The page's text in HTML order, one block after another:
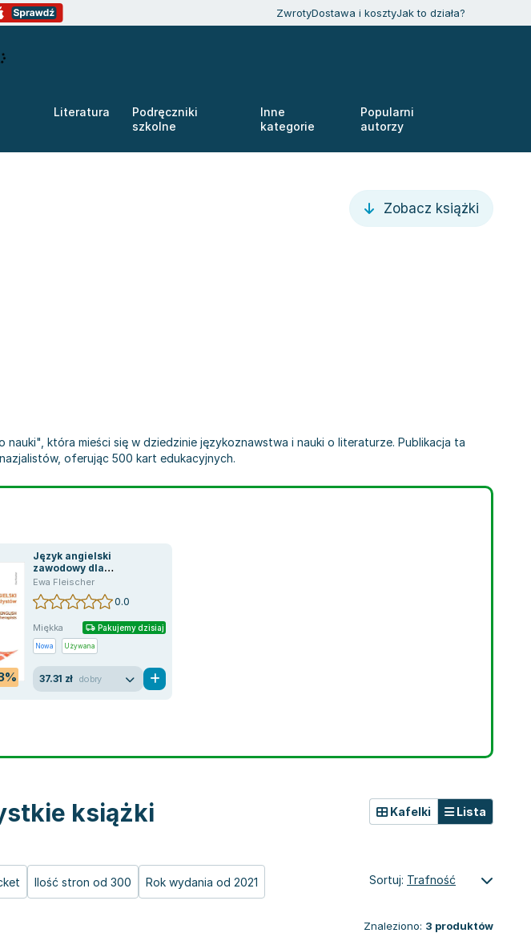
ZwrotyDostawa i kosztyJak to działa?
Literatura
Podręczniki
szkolne
Inne
kategorie
Popularni
autorzy
Zobacz książki
która mieści się w dziedzinie językoznawstwa i nauki o literaturze. Publikacja ta
oferując 500 kart edukacyjnych.
Język angielski
zawodowy dla
masażystów
Ewa Fleischer
0.0
Miękka Pakujemy dzisiaj
Nowa Używana
37.31 zł dobry
książki
Ilość stron od 300 Rok wydania od 2021
Kafelki Lista
Sortuj: Trafność
Znaleziono: 3 produktów